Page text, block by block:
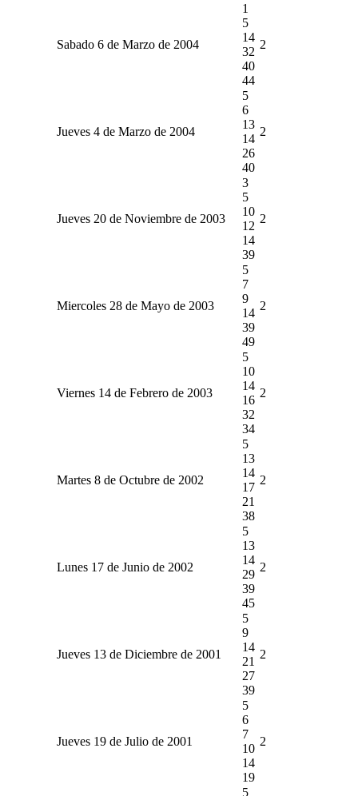
Sabado 6 de Marzo de 2004
1
5
14
32
40
44
2
Jueves 4 de Marzo de 2004
5
6
13
14
26
40
2
Jueves 20 de Noviembre de 2003
3
5
10
12
14
39
2
Miercoles 28 de Mayo de 2003
5
7
9
14
39
49
2
Viernes 14 de Febrero de 2003
5
10
14
16
32
34
2
Martes 8 de Octubre de 2002
5
13
14
17
21
38
2
Lunes 17 de Junio de 2002
5
13
14
29
39
45
2
Jueves 13 de Diciembre de 2001
5
9
14
21
27
39
2
Jueves 19 de Julio de 2001
5
6
7
10
14
19
2
5